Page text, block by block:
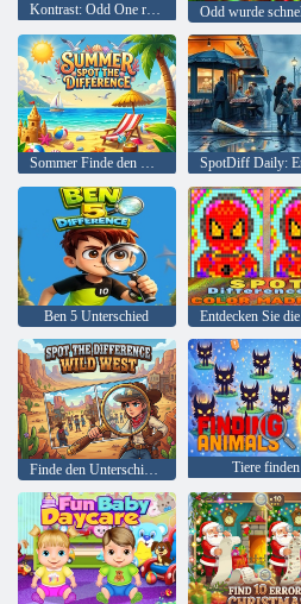
Kontrast: Odd One raus!
Sommer Finde den Unterschied
Ben 5 Unterschied
Tiere finden